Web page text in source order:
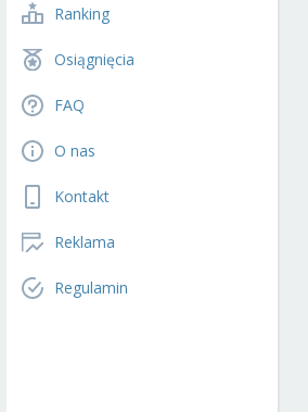
Ranking
Osiągnięcia
FAQ
O nas
Kontakt
Reklama
Regulamin